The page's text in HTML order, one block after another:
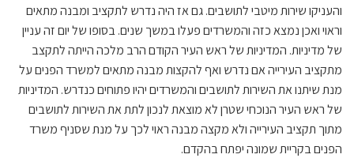
והעניקו שירות מיטבי לתושבים. גם אז היה נדרש לתקציב ומבנה מתאים
וראוי ואכן נמצא כזה והמשרדים פעלו במשך שנים. בסופו של יום זה עניין
של מדיניות. המדיניות של ראש העיר הקודם הרב מלכה הייתה לתקצב
מתקציב העירייה אם נדרש ואף להקצות מבנה מתאים למשרד הפנים על
מנת שיתנו את השירות לתושבים והמשרדים יהיו פתוחים כנדרש. המדיניות
של ראש העיר הנוכחי שטרן לא מוצאת לנכון לתת את השירות לתושבים
מתוך תקציב העירייה ולא מקצה מבנה ראוי לכך על מנת שסניף משרד
הפנים בקריית שמונה יפתח בהקדם.